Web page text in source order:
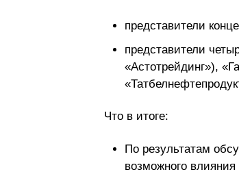
представители
представители
«Астотрейдинг»),
Что в итоге:
По результатам
возможного